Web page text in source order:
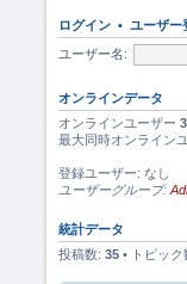
ログイン • ユーザー
ユーザー名:
オンラインデータ
オンラインユーザー 3
最大同時オンライン
登録ユーザー: なし
ユーザーグループ:
統計データ
投稿数: 35 • トピック